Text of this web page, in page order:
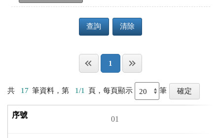
查詢 清除
1
共 17 筆資料，第 1/1 頁，每頁顯示 筆
01